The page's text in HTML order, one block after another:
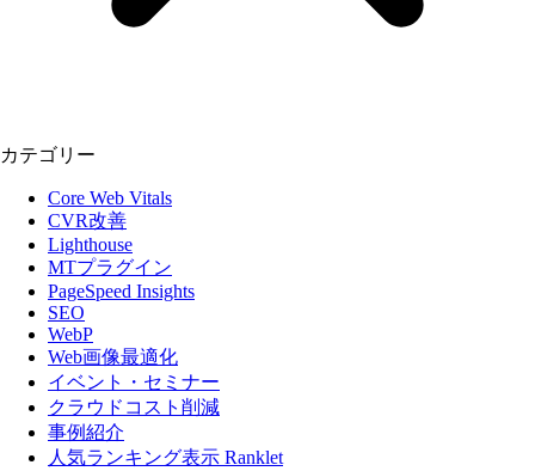
カテゴリー
Core Web Vitals
CVR改善
Lighthouse
MTプラグイン
PageSpeed Insights
SEO
WebP
Web画像最適化
イベント・セミナー
クラウドコスト削減
事例紹介
人気ランキング表示 Ranklet